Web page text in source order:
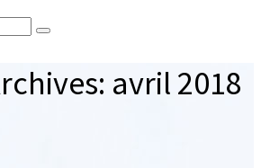
avril 2018